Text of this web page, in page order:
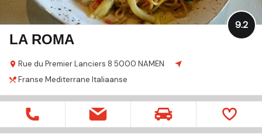
LA ROMA
Rue du Premier Lanciers 8 5000 NAMEN
9.2
Franse Mediterrane Italiaanse